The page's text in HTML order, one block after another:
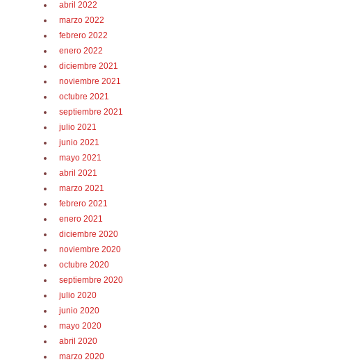
abril 2022
marzo 2022
febrero 2022
enero 2022
diciembre 2021
noviembre 2021
octubre 2021
septiembre 2021
julio 2021
junio 2021
mayo 2021
abril 2021
marzo 2021
febrero 2021
enero 2021
diciembre 2020
noviembre 2020
octubre 2020
septiembre 2020
julio 2020
junio 2020
mayo 2020
abril 2020
marzo 2020